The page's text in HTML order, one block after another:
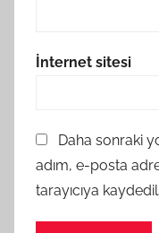
İnternet sitesi
Daha sonraki
adım, e-posta
tarayıcıya